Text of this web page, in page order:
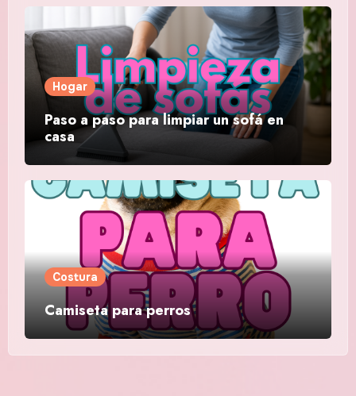
Hogar
Paso a paso para limpiar un sofá en
casa
Costura
Camiseta para perros